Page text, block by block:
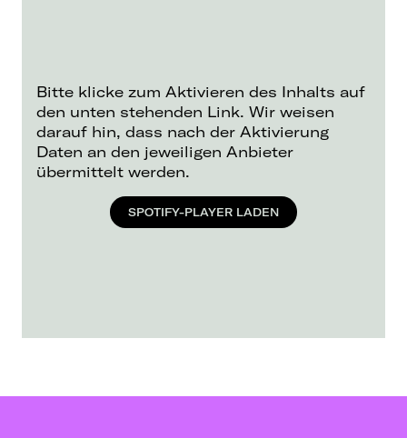
Bitte klicke zum Aktivieren des Inhalts auf
den unten stehenden Link. Wir weisen
darauf hin, dass nach der Aktivierung
Daten an den jeweiligen Anbieter
übermittelt werden.
SPOTIFY-PLAYER LADEN